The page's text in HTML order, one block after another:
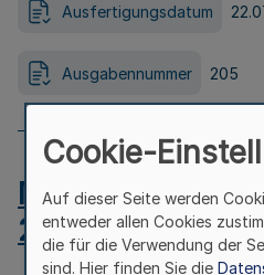
Ausfertigungsdatum
Ausgabennummer 205
MB.NRW 2026
24.07.2026
Cookie-
Auf dieser Seite werden
entweder allen Cookies
die für die Verwendung der
sind. Hier finden Sie die